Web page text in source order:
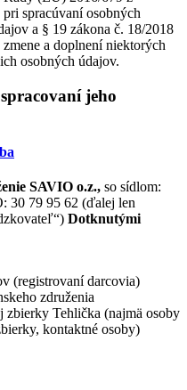
spracúvaní osobných
a § 19 zákona č. 18/2018
a doplnení niektorých
osobných údajov.
jeho
SAVIO o.z., so sídlom:
30 79 95 62 (ďalej len
Dotknutými
(registrovaní darcovia)
združenia
zbierky Tehlička (najmä osoby
kontaktné osoby)